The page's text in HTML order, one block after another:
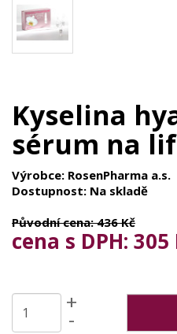
Kyselina
sérum na
Výrobce: RosenPharma a.s.
Dostupnost: Na skladě
Původní cena: 436 Kč
cena s DPH: 305
+
-